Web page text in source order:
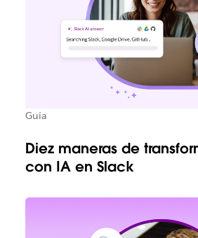
Guía
Diez maneras de
con IA en Slack